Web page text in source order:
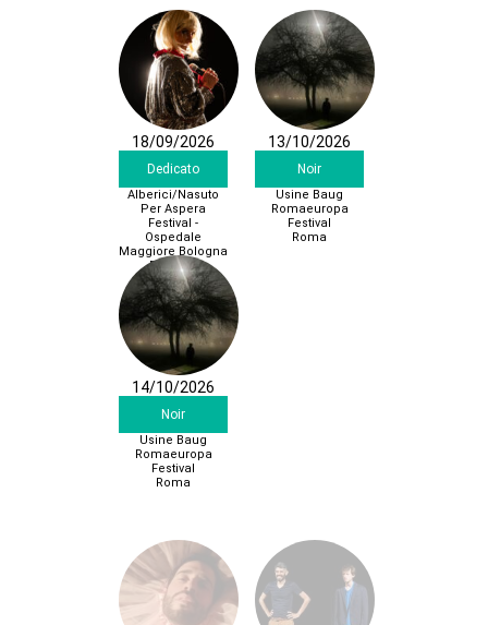
18/09/2026
Dedicato
Alberici/Nasuto
Per Aspera
Festival -
Ospedale
Maggiore Bologna
Bologna
13/10/2026
Noir
Usine Baug
Romaeuropa
Festival
Roma
14/10/2026
Noir
Usine Baug
Romaeuropa
Festival
Roma